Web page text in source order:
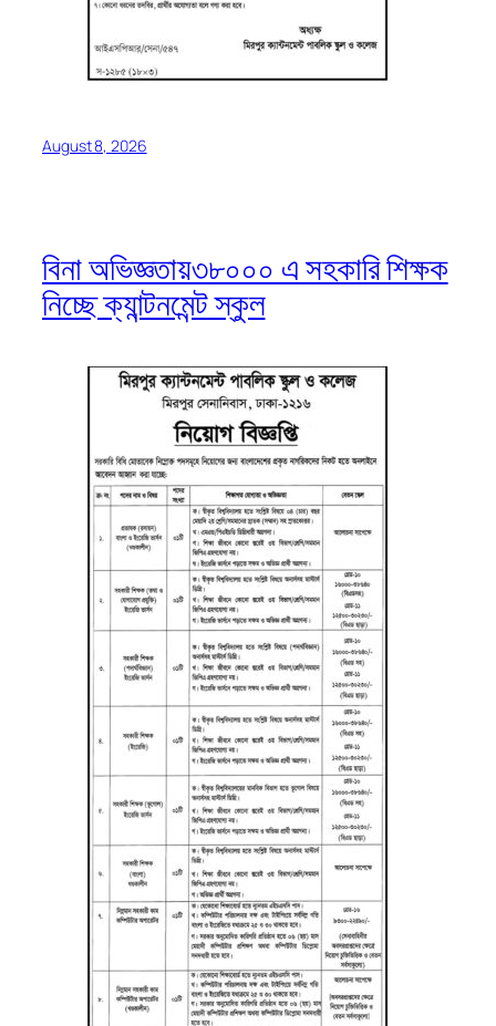
August 8, 2026
বিনা অভিজ্ঞতায়৩৮০০০ এ সহকারি শিক্ষক
নিচ্ছে ক্যান্টনমেন্ট স্কুল